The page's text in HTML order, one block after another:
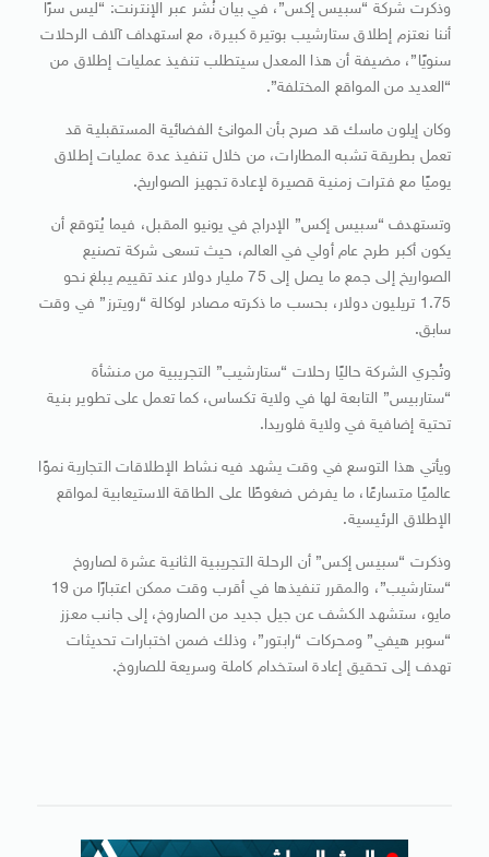
وذكرت شركة “سبيس إكس”، في بيان نُشر عبر الإنترنت: “ليس سرًا
أننا نعتزم إطلاق ستارشيب بوتيرة كبيرة، مع استهداف آلاف الرحلات
سنويًا”، مضيفة أن هذا المعدل سيتطلب تنفيذ عمليات إطلاق من
“العديد من المواقع المختلفة”.
وكان إيلون ماسك قد صرح بأن الموانئ الفضائية المستقبلية قد
تعمل بطريقة تشبه المطارات، من خلال تنفيذ عدة عمليات إطلاق
يوميًا مع فترات زمنية قصيرة لإعادة تجهيز الصواريخ.
وتستهدف “سبيس إكس” الإدراج في يونيو المقبل، فيما يُتوقع أن
يكون أكبر طرح عام أولي في العالم، حيث تسعى شركة تصنيع
الصواريخ إلى جمع ما يصل إلى 75 مليار دولار عند تقييم يبلغ نحو
1.75 تريليون دولار، بحسب ما ذكرته مصادر لوكالة “رويترز” في وقت
سابق.
وتُجري الشركة حاليًا رحلات “ستارشيب” التجريبية من منشأة
“ستاربيس” التابعة لها في ولاية تكساس، كما تعمل على تطوير بنية
تحتية إضافية في ولاية فلوريدا.
ويأتي هذا التوسع في وقت يشهد فيه نشاط الإطلاقات التجارية نموًا
عالميًا متسارعًا، ما يفرض ضغوطًا على الطاقة الاستيعابية لمواقع
الإطلاق الرئيسية.
وذكرت “سبيس إكس” أن الرحلة التجريبية الثانية عشرة لصاروخ
“ستارشيب”، والمقرر تنفيذها في أقرب وقت ممكن اعتبارًا من 19
مايو، ستشهد الكشف عن جيل جديد من الصاروخ، إلى جانب معزز
“سوبر هيفي” ومحركات “رابتور”، وذلك ضمن اختبارات تحديثات
تهدف إلى تحقيق إعادة استخدام كاملة وسريعة للصاروخ.